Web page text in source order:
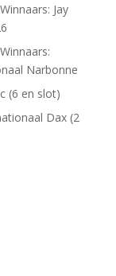
Jay
Narbonne
(6 en slot)
Dax (2